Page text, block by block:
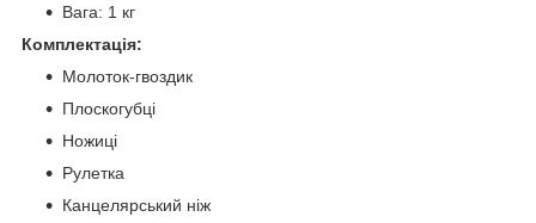
Вага: 1 кг
Комплектація:
Молоток-гвоздик
Плоскогубці
Ножиці
Рулетка
Канцелярський ніж